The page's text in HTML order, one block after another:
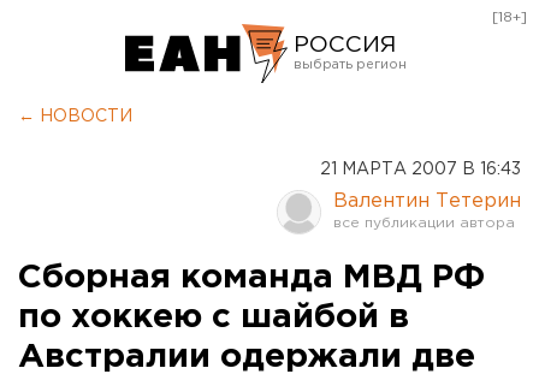
РОССИЯ
Курган
Оренбург
[18+]
← НОВОСТИ
21 МАРТА 2007 В 16:43
Валентин Тетерин
Сборная команда МВД РФ
по хоккею с шайбой в
Австралии одержали две